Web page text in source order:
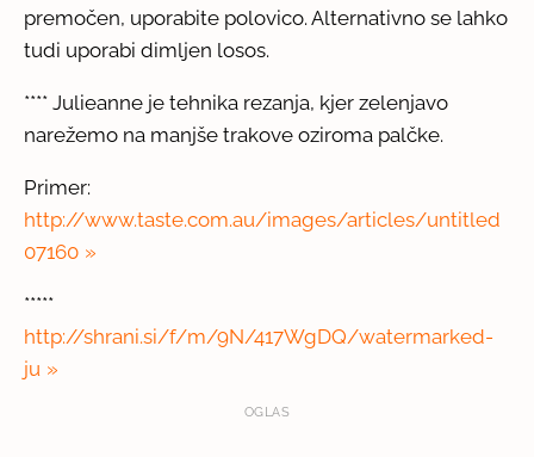
premočen, uporabite polovico. Alternativno se lahko
tudi uporabi dimljen losos.
**** Julieanne je tehnika rezanja, kjer zelenjavo
narežemo na manjše trakove oziroma palčke.
Primer:
http://www.taste.com.au/images/articles/untitled
07160
*****
http://shrani.si/f/m/9N/417WgDQ/watermarked-
ju
OGLAS